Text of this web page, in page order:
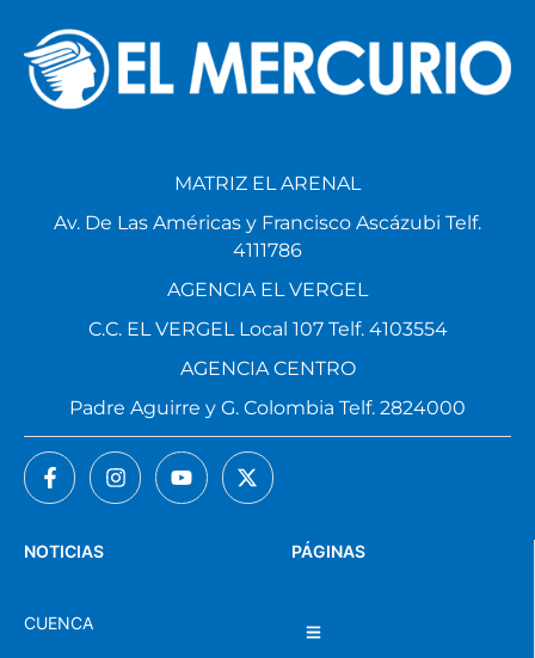
PÁGINAS
NOTICIAS
CUENCA
MATRIZ EL ARENAL
Av. De Las Américas y Francisco Ascázubi Telf.
4111786
AGENCIA EL VERGEL
C.C. EL VERGEL Local 107 Telf. 4103554
AGENCIA CENTRO
Padre Aguirre y G. Colombia Telf. 2824000